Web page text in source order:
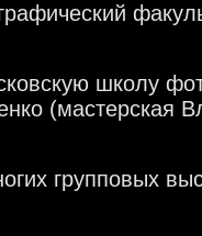
школу
(мастерская
групповых